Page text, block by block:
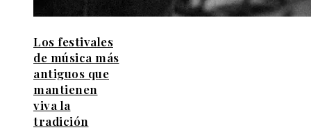
Los festivales
de música más
antiguos que
mantienen
viva la
tradición